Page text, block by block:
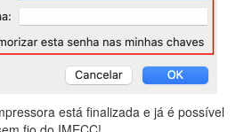
está finalizada e já é possível